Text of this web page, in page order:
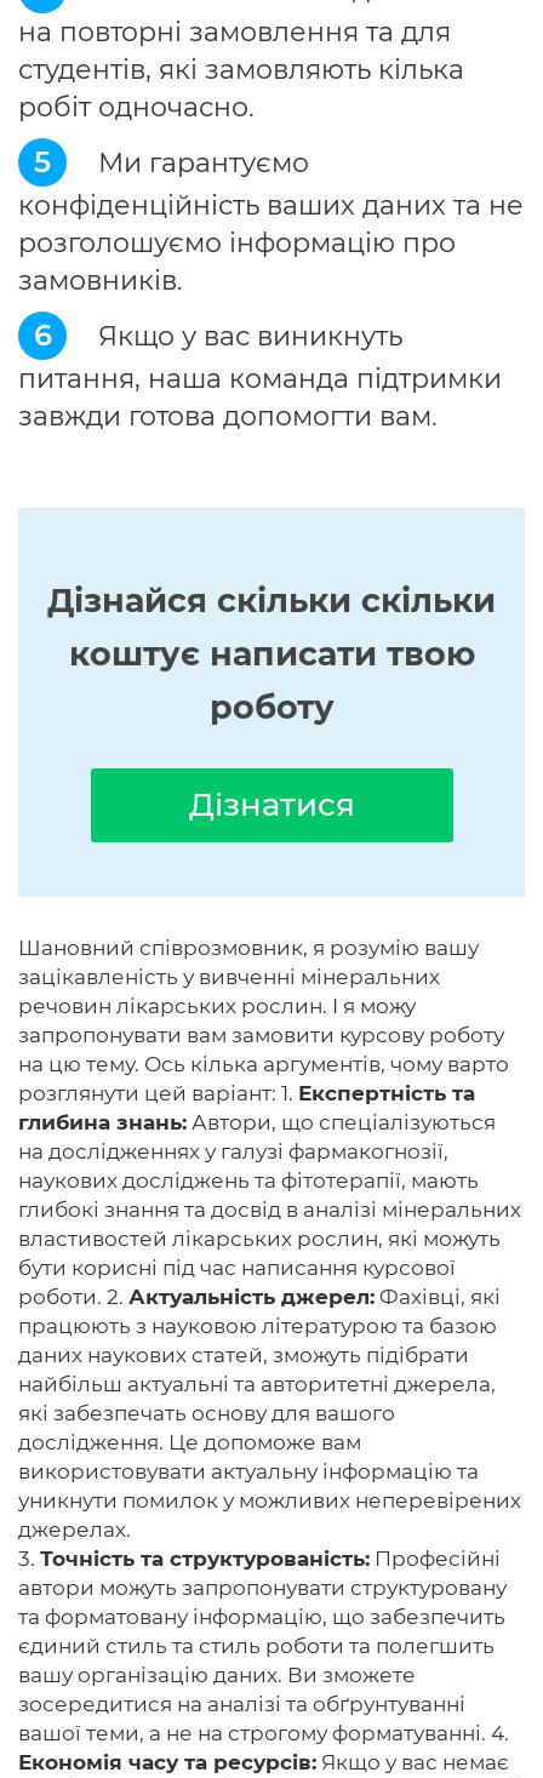
на повторні замовлення та для
студентів, які замовляють кілька
робіт одночасно.
5
Ми гарантуємо
конфіденційність ваших даних та не
розголошуємо інформацію про
замовників.
6
Якщо у вас виникнуть
питання, наша команда підтримки
завжди готова допомогти вам.
Дізнайся скільки скільки
коштує написати твою
роботу
Дізнатися
Шановний співрозмовник, я розумію вашу
зацікавленість у вивченні мінеральних
речовин лікарських рослин. І я можу
запропонувати вам замовити курсову роботу
на цю тему. Ось кілька аргументів, чому варто
розглянути цей варіант: 1. Експертність та
глибина знань: Автори, що спеціалізуються
на дослідженнях у галузі фармакогнозії,
наукових досліджень та фітотерапії, мають
глибокі знання та досвід в аналізі мінеральних
властивостей лікарських рослин, які можуть
бути корисні під час написання курсової
роботи. 2. Актуальність джерел: Фахівці, які
працюють з науковою літературою та базою
даних наукових статей, зможуть підібрати
найбільш актуальні та авторитетні джерела,
які забезпечать основу для вашого
дослідження. Це допоможе вам
використовувати актуальну інформацію та
уникнути помилок у можливих неперевірених
джерелах.
3. Точність та структурованість: Професійні
автори можуть запропонувати структуровану
та форматовану інформацію, що забезпечить
єдиний стиль та стиль роботи та полегшить
вашу організацію даних. Ви зможете
зосередитися на аналізі та обґрунтуванні
вашої теми, а не на строгому форматуванні. 4.
Економія часу та ресурсів: Якщо у вас немає